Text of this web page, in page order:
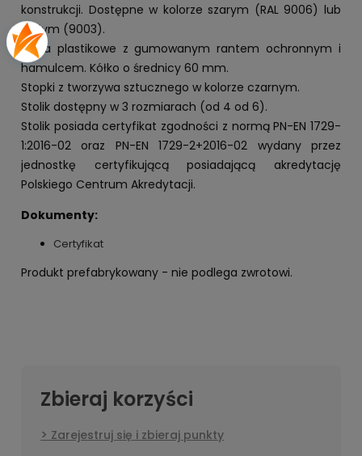
konstrukcji. Dostępne w kolorze szarym (RAL 9006) lub
białym (9003).
Kółka plastikowe z gumowanym rantem ochronnym i
hamulcem. Kółko o średnicy 60 mm.
Stopki z tworzywa sztucznego w kolorze czarnym.
Stolik dostępny w 3 rozmiarach (od 4 od 6).
Stolik posiada certyfikat zgodności z normą PN-EN 1729-
1:2016-02 oraz PN-EN 1729-2+2016-02 wydany przez
jednostkę certyfikującą posiadającą akredytację
Polskiego Centrum Akredytacji.
Dokumenty:
Certyfikat
Produkt prefabrykowany - nie podlega zwrotowi.
Zbieraj korzyści
Zarejestruj się i zbieraj punkty